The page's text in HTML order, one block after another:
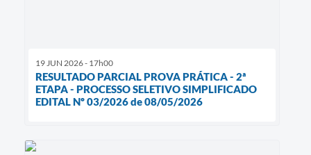
19 JUN 2026 - 17h00
RESULTADO PARCIAL PROVA PRÁTICA - 2ª
ETAPA - PROCESSO SELETIVO SIMPLIFICADO
EDITAL Nº 03/2026 de 08/05/2026